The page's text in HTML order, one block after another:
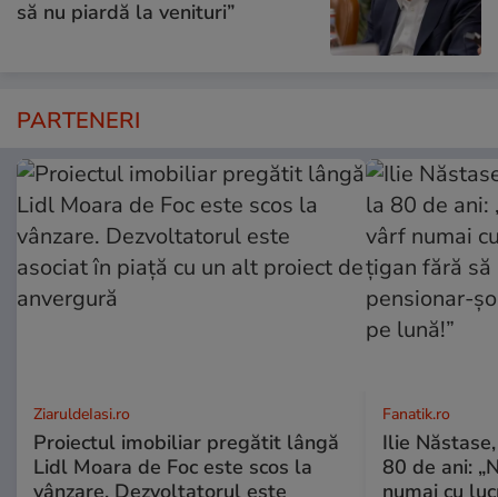
să nu piardă la venituri”
PARTENERI
ZiaruldeIasi.ro
Proiectul imobiliar pregătit lângă
Lidl Moara de Foc este scos la
vânzare. Dezvoltatorul este
Fanatik.ro
Ilie
80 de ani:
numai cu